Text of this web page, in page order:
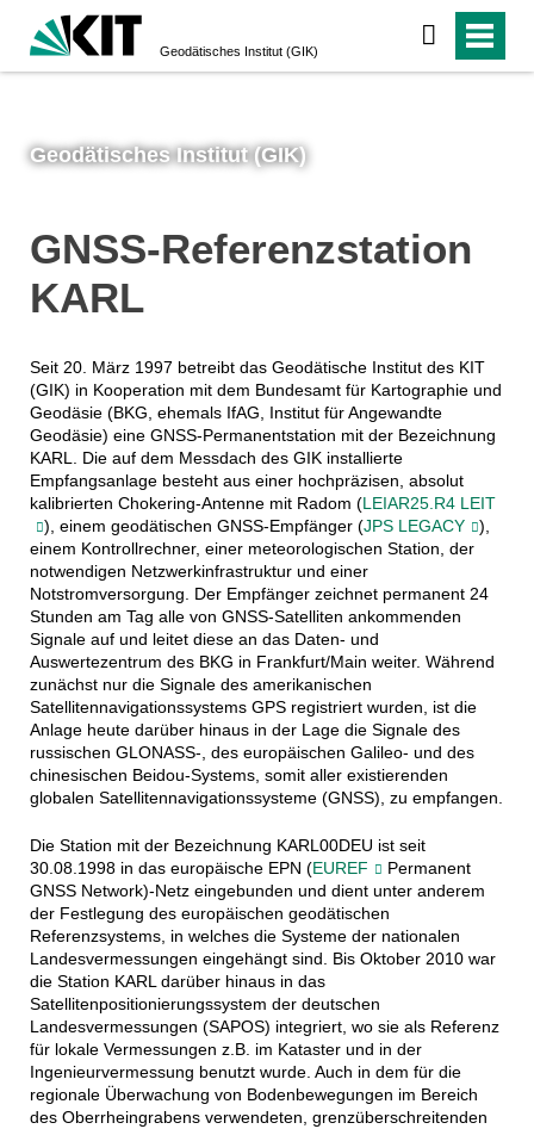
Geodätisches Institut (GIK)
Geodätisches Institut (GIK)
GNSS-Referenzstation
KARL
Seit 20. März 1997 betreibt das Geodätische Institut des KIT
(GIK) in Kooperation mit dem Bundesamt für Kartographie und
Geodäsie (BKG, ehemals IfAG, Institut für Angewandte
Geodäsie) eine GNSS-Permanentstation mit der Bezeichnung
KARL. Die auf dem Messdach des GIK installierte
Empfangsanlage besteht aus einer hochpräzisen, absolut
kalibrierten Chokering-Antenne mit Radom (LEIAR25.R4 LEIT
), einem geodätischen GNSS-Empfänger (JPS LEGACY
),
einem Kontrollrechner, einer meteorologischen Station, der
notwendigen Netzwerkinfrastruktur und einer
Notstromversorgung. Der Empfänger zeichnet permanent 24
Stunden am Tag alle von GNSS-Satelliten ankommenden
Signale auf und leitet diese an das Daten- und
Auswertezentrum des BKG in Frankfurt/Main weiter. Während
zunächst nur die Signale des amerikanischen
Satellitennavigationssystems GPS registriert wurden, ist die
Anlage heute darüber hinaus in der Lage die Signale des
russischen GLONASS-, des europäischen Galileo- und des
chinesischen Beidou-Systems, somit aller existierenden
globalen Satellitennavigationssysteme (GNSS), zu empfangen.
Die Station mit der Bezeichnung KARL00DEU ist seit
30.08.1998 in das europäische EPN (EUREF
Permanent
GNSS Network)-Netz eingebunden und dient unter anderem
der Festlegung des europäischen geodätischen
Referenzsystems, in welches die Systeme der nationalen
Landesvermessungen eingehängt sind. Bis Oktober 2010 war
die Station KARL darüber hinaus in das
Satellitenpositionierungssystem der deutschen
Landesvermessungen (SAPOS) integriert, wo sie als Referenz
für lokale Vermessungen z.B. im Kataster und in der
Ingenieurvermessung benutzt wurde. Auch in dem für die
regionale Überwachung von Bodenbewegungen im Bereich
des Oberrheingrabens verwendeten, grenzüberschreitenden